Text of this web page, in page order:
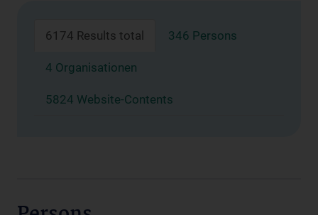
6174 Results total 346 Persons
4 Organisationen
5824 Website-Contents